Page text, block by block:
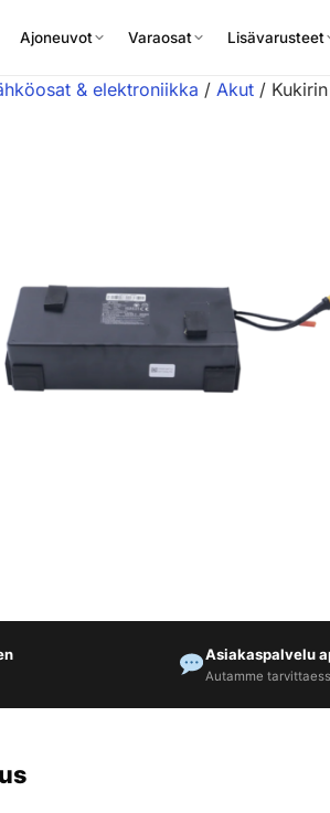
Ajoneuvot Varaosat Lisävarusteet
& elektroniikka / Akut /
Asiakaspalvelu
Autamme